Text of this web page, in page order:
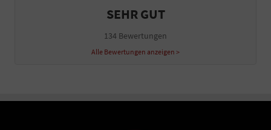
SEHR GUT
134 Bewertungen
Alle Bewertungen anzeigen >